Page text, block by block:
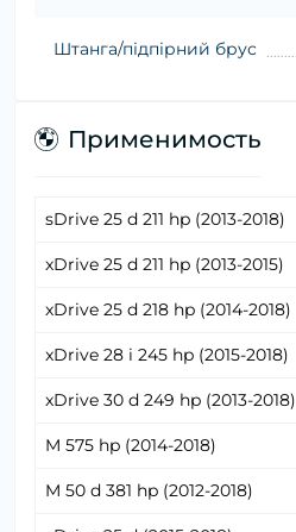
Штанга/підпірний брус
Применимость
sDrive 25 d 211 hp (2013-2018)
xDrive 25 d 211 hp (2013-2015)
xDrive 25 d 218 hp (2014-2018)
xDrive 28 i 245 hp (2015-2018)
xDrive 30 d 249 hp (2013-2018)
M 575 hp (2014-2018)
M 50 d 381 hp (2012-2018)